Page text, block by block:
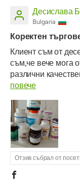
Десислава
Bulgaria
Коректен
Клиент съм от
съм,че вече мога
различни
повече
Отзив събрал от